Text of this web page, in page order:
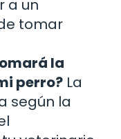
a un
tomar
la
perro? La
según la